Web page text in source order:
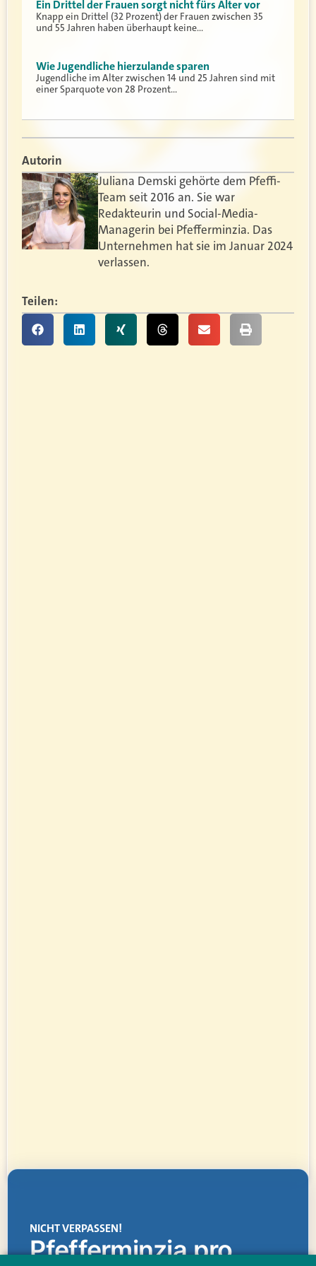
Ein Drittel der Frauen sorgt nicht fürs Alter vor
Knapp ein Drittel (32 Prozent) der Frauen zwischen 35
und 55 Jahren haben überhaupt keine…
Wie Jugendliche hierzulande sparen
Jugendliche im Alter zwischen 14 und 25 Jahren sind mit
einer Sparquote von 28 Prozent…
Autorin
Juliana Demski gehörte dem Pfeffi-
Team seit 2016 an. Sie war
Redakteurin und Social-Media-
Managerin bei Pfefferminzia. Das
Unternehmen hat sie im Januar 2024
verlassen.
Teilen:
NICHT VERPASSEN!
Pfefferminzia.pro